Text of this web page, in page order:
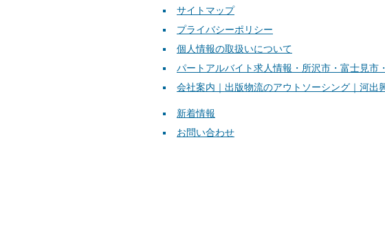
サイトマップ
プライバシーポリシー
個人情報の取扱いについて
パートアルバイト求人情報・所沢市・富士見市
会社案内｜出版物流のアウトソーシング｜河出
新着情報
お問い合わせ